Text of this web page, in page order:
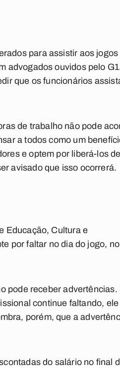
para assistir aos jogos
advogados ouvidos pelo
que os funcionários
de trabalho não pode
a todos como um
e optem por liberá-los
avisado que isso ocorrerá.
Educação, Cultura e
por faltar no dia do jogo,
pode receber advertências.
continue faltando, ele
porém, que a
do salário no final